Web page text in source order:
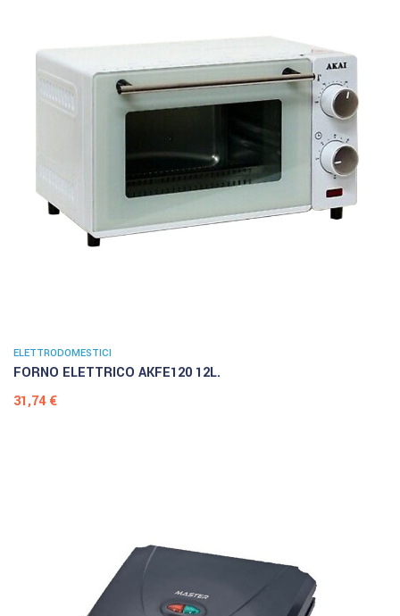
ELETTRODOMESTICI
FORNO ELETTRICO AKFE120 12L.
Prezzo
31,74 €